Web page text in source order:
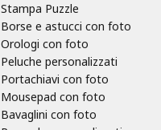
Stampa Puzzle
Borse e astucci con foto
Orologi con foto
Peluche personalizzati
Portachiavi con foto
Mousepad con foto
Bavaglini con foto